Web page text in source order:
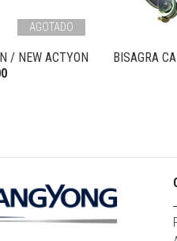
AGOTADO
/ NEW ACTYON
BISAGRA